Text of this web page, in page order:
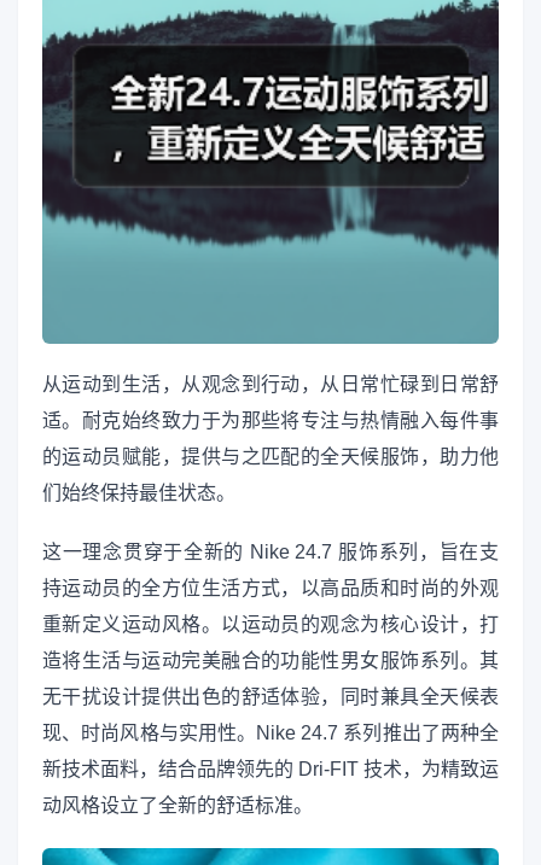
从运动到生活，从观念到行动，从日常忙碌到日常舒
适。耐克始终致力于为那些将专注与热情融入每件事
的运动员赋能，提供与之匹配的全天候服饰，助力他
们始终保持最佳状态。
这一理念贯穿于全新的 Nike 24.7 服饰系列，旨在支
持运动员的全方位生活方式，以高品质和时尚的外观
重新定义运动风格。以运动员的观念为核心设计，打
造将生活与运动完美融合的功能性男女服饰系列。其
无干扰设计提供出色的舒适体验，同时兼具全天候表
现、时尚风格与实用性。Nike 24.7 系列推出了两种全
新技术面料，结合品牌领先的 Dri-FIT 技术，为精致运
动风格设立了全新的舒适标准。